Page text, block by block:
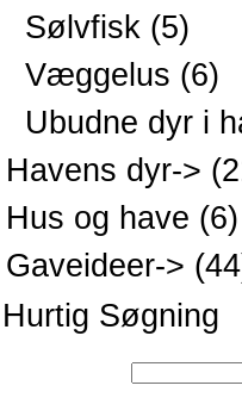
Sølvfisk (5)
Væggelus (6)
Ubudne dyr i
Havens dyr->
Hus og have (6)
Gaveideer->
Hurtig Søgning